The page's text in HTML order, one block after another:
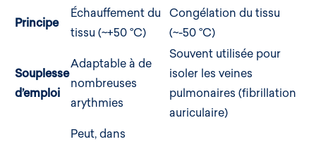
Principe
Échauffement du
tissu (~+50 °C)
Congélation du tissu
(~-50 °C)
Souplesse
d’emploi
Adaptable à de
nombreuses
arythmies
Souvent utilisée pour
isoler les veines
pulmonaires (fibrillation
auriculaire)
Peut, dans